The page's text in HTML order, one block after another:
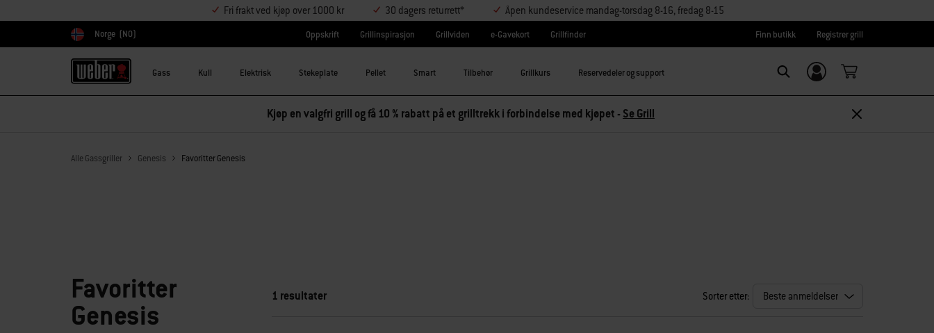
Fri frakt ved kjøp over 1000 kr 30 dagers returrett* Åpen kundeservice mandag-torsdag 8-16, fredag 8-15
Velg land
Norge (NO) Oppskrift Grillinspirasjon Grillviden e-Gavekort Grillfinder Finn butikk Registrer grill
Gass Kull Elektrisk Stekeplate Pellet Smart Tilbehør Grillkurs Reservedeler og support
Logg inn/
Registrer deg
Kjøp en valgfri grill og få 10 % rabatt på et grilltrekk i forbindelse med kjøpet - Se Grill
Alle Gassgriller Genesis Favoritter Genesis
Favoritter
Genesis
1 resultater Sorter etter: